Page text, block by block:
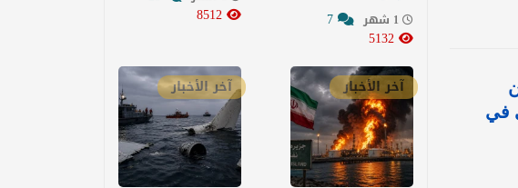
في
آخر الأخبار آخر الأخبار